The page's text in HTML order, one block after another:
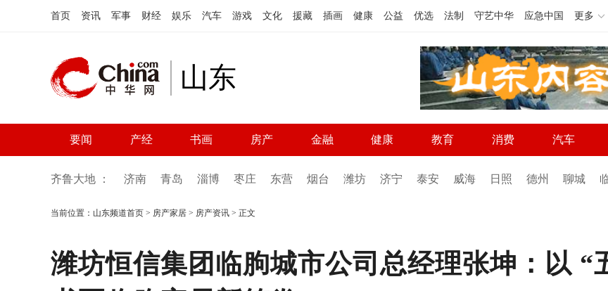
首页 资讯 军事 财经 娱乐 汽车 游戏 文化 援藏 插画 健康 公益 优选 法制 守艺中华 应急中国 更多
山东
要闻 产经 书画 房产 金融 健康 教育 消费 汽车
齐鲁大地 ： 济南 青岛 淄博 枣庄 东营 烟台 潍坊 济宁 泰安 威海 日照 德州 聊城
当前位置： 山东频道首页 > 房产家居 > 房产资讯 > 正文
潍坊恒信集团临朐城市公司总经理张坤：以 “